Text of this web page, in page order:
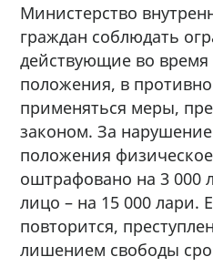
Министерство
граждан соблюдать
действующие во
положения, в
применяться меры,
законом. За
положения
оштрафовано на 3 000
лицо – на 15 000 лари.
повторится,
лишением свободы